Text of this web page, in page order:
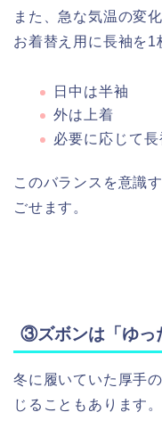
また、急な気温の変
お着替え用に長袖を1
日中は半袖
外は上着
必要に応じて
このバランスを意識
ごせます。
③ズボンは「ゆっ
冬に履いていた厚手
じることもあります。